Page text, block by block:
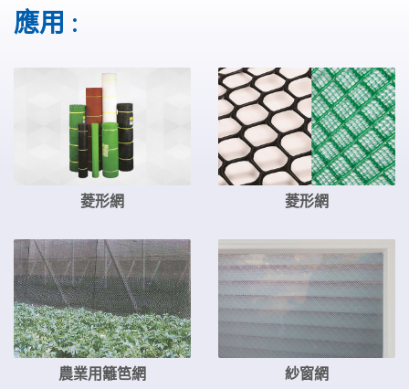
應用 :
菱形網 菱形網
農業用籬笆網 紗窗網